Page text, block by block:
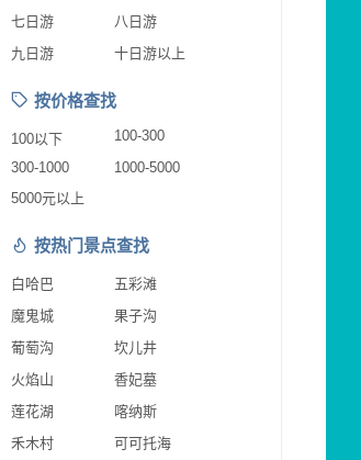
七日游
八日游
九日游
十日游以上
按价格查找
100以下
100-300
300-1000
1000-5000
5000元以上
按热门景点查找
白哈巴
五彩滩
魔鬼城
果子沟
葡萄沟
坎儿井
火焰山
香妃墓
莲花湖
喀纳斯
禾木村
可可托海